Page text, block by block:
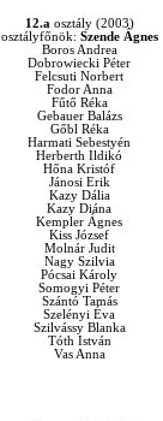
12.a osztály (2003)
osztályfőnök: Szende Ágnes
Boros Andrea
Dobrowiecki Péter
Felcsuti Norbert
Fodor Anna
Fűtő Réka
Gebauer Balázs
Gőbl Réka
Harmati Sebestyén
Herberth Ildikó
Hőna Kristóf
Jánosi Erik
Kazy Dália
Kazy Diána
Kempler Ágnes
Kiss József
Molnár Judit
Nagy Szilvia
Pócsai Károly
Somogyi Péter
Szántó Tamás
Szelényi Éva
Szilvássy Blanka
Tóth István
Vas Anna